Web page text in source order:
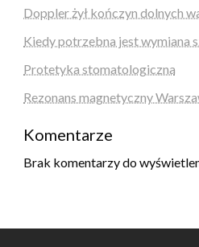
Doppler żył kończyn dolnych
Kiedy potrzebna jest wymiana
Protetyka stomatologiczna
Rezonans magnetyczny
Komentarze
Brak komentarzy do